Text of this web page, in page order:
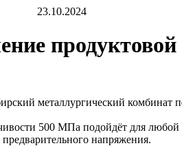
23.10.2024
металлургический
500 МПа подойдёт для
предварительного напряжения.